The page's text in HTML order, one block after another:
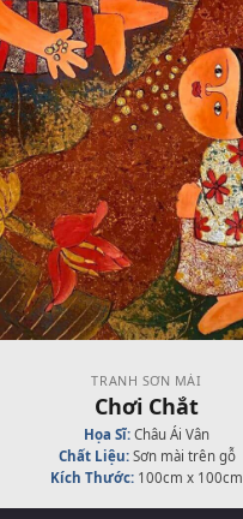
TRANH SƠN MÀI
Chơi Chắt
Họa Sĩ: Châu Ái Vân
Chất Liệu:Sơn mài trên gỗ
Kích Thước: 100cm x 100cm